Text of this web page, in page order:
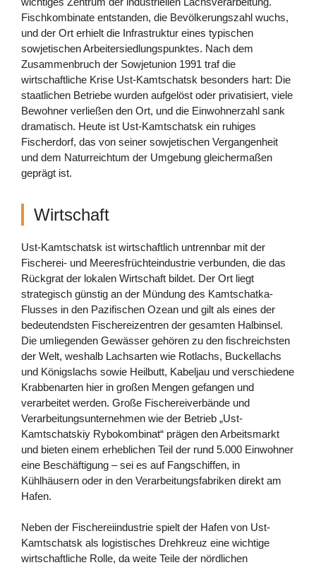
Fischkombinate entstanden, die Bevölkerungszahl wuchs,
und der Ort erhielt die Infrastruktur eines typischen
sowjetischen Arbeitersiedlungspunktes. Nach dem
Zusammenbruch der Sowjetunion 1991 traf die
wirtschaftliche Krise Ust-Kamtschatsk besonders hart: Die
staatlichen Betriebe wurden aufgelöst oder privatisiert, viele
Bewohner verließen den Ort, und die Einwohnerzahl sank
dramatisch. Heute ist Ust-Kamtschatsk ein ruhiges
Fischerdorf, das von seiner sowjetischen Vergangenheit
und dem Naturreichtum der Umgebung gleichermaßen
geprägt ist.
Wirtschaft
Ust-Kamtschatsk ist wirtschaftlich untrennbar mit der
Fischerei- und Meeresfrüchteindustrie verbunden, die das
Rückgrat der lokalen Wirtschaft bildet. Der Ort liegt
strategisch günstig an der Mündung des Kamtschatka-
Flusses in den Pazifischen Ozean und gilt als eines der
bedeutendsten Fischereizentren der gesamten Halbinsel.
Die umliegenden Gewässer gehören zu den fischreichsten
der Welt, weshalb Lachsarten wie Rotlachs, Buckellachs
und Königslachs sowie Heilbutt, Kabeljau und verschiedene
Krabbenarten hier in großen Mengen gefangen und
verarbeitet werden. Große Fischereiverbände und
Verarbeitungsunternehmen wie der Betrieb „Ust-
Kamtschatskiy Rybokombinat“ prägen den Arbeitsmarkt
und bieten einem erheblichen Teil der rund 5.000 Einwohner
eine Beschäftigung – sei es auf Fangschiffen, in
Kühlhäusern oder in den Verarbeitungsfabriken direkt am
Hafen.
Neben der Fischereiindustrie spielt der Hafen von Ust-
Kamtschatsk als logistisches Drehkreuz eine wichtige
wirtschaftliche Rolle, da weite Teile der nördlichen